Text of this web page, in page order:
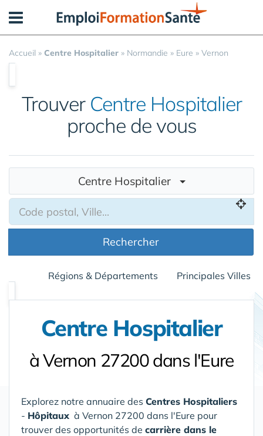
Accueil » Centre Hospitalier » Normandie » Eure » Vernon
Trouver Centre Hospitalier
proche de vous
Centre Hospitalier
Rechercher
Régions & Départements Principales Villes
Centre Hospitalier
à Vernon 27200 dans l'Eure
Explorez notre annuaire des Centres Hospitaliers
- Hôpitaux à Vernon 27200 dans l'Eure pour
trouver des opportunités de carrière dans le